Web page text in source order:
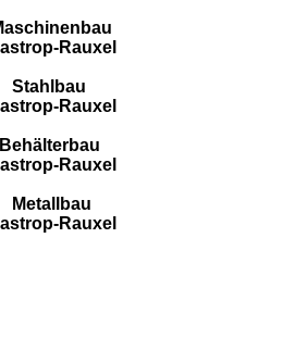
Rauxel
Stahlbau
Rauxel
Behälterbau
Rauxel
Metallbau
Rauxel